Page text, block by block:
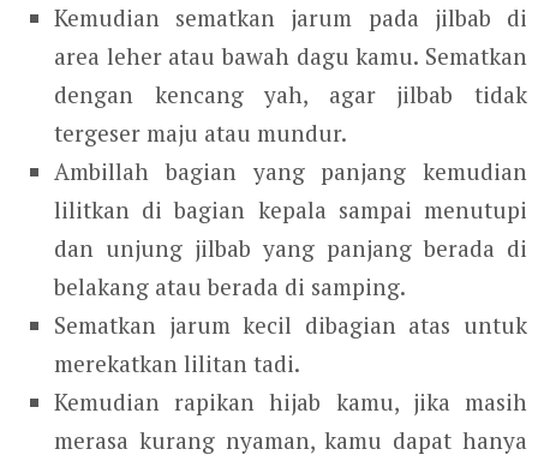
Kemudian sematkan jarum pada jilbab di
area leher atau bawah dagu kamu. Sematkan
dengan kencang yah, agar jilbab tidak
tergeser maju atau mundur.
Ambillah bagian yang panjang kemudian
lilitkan di bagian kepala sampai menutupi
dan unjung jilbab yang panjang berada di
belakang atau berada di samping.
Sematkan jarum kecil dibagian atas untuk
merekatkan lilitan tadi.
Kemudian rapikan hijab kamu, jika masih
merasa kurang nyaman, kamu dapat hanya